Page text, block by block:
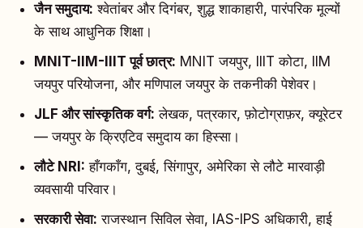
जैन समुदाय: श्वेतांबर और दिगंबर, शुद्ध शाकाहारी, पारंपरिक मूल्यों
के साथ आधुनिक शिक्षा।
MNIT-IIM-IIIT पूर्व छात्र: MNIT जयपुर, IIIT कोटा, IIM
जयपुर परियोजना, और मणिपाल जयपुर के तकनीकी पेशेवर।
JLF और सांस्कृतिक वर्ग: लेखक, पत्रकार, फ़ोटोग्राफ़र, क्यूरेटर
— जयपुर के क्रिएटिव समुदाय का हिस्सा।
लौटे NRI: हाँगकाँग, दुबई, सिंगापुर, अमेरिका से लौटे मारवाड़ी
व्यवसायी परिवार।
सरकारी सेवा: राजस्थान सिविल सेवा, IAS-IPS अधिकारी, हाई